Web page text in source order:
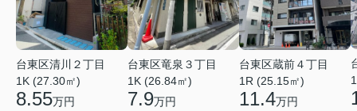
台東区清川２丁目
1K (27.30㎡)
8.55万円
台東区竜泉３丁目
1K (26.84㎡)
7.9万円
台東区蔵前４丁目
1R (25.15㎡)
11.4万円